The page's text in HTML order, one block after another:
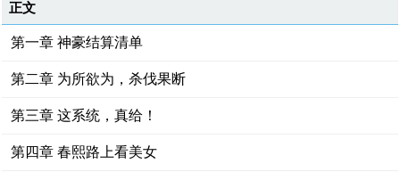
正文
第一章 神豪结算清单
第二章 为所欲为，杀伐果断
第三章 这系统，真给！
第四章 春熙路上看美女